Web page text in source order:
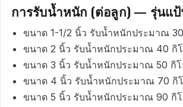
การรับน้ำหนัก (ต่อลูก) — รุ่นแ
ขนาด 1-1/2 นิ้ว รับน้ำหนักประมาณ
ขนาด 2 นิ้ว รับน้ำหนักประมาณ 40 กิ
ขนาด 3 นิ้ว รับน้ำหนักประมาณ 50 กิโ
ขนาด 4 นิ้ว รับน้ำหนักประมาณ 70 กิ
ขนาด 5 นิ้ว รับน้ำหนักประมาณ 90 กิ